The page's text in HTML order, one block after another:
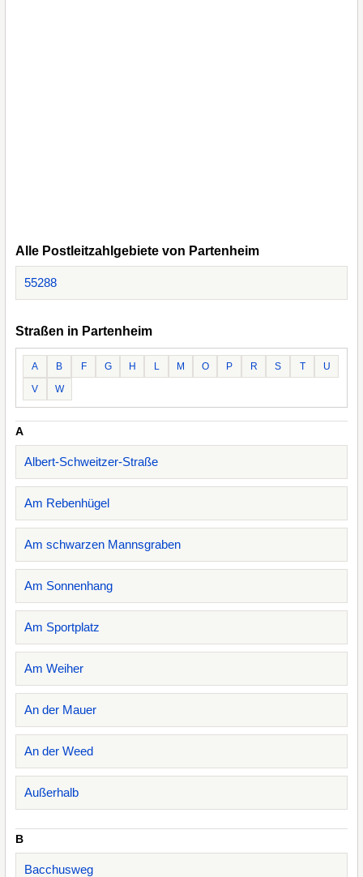
Alle Postleitzahlgebiete von Partenheim
55288
Straßen in Partenheim
A B F G H L M O P R S T
U
V
W
A
Albert-Schweitzer-Straße
Am Rebenhügel
Am schwarzen Mannsgraben
Am Sonnenhang
Am Sportplatz
Am Weiher
An der Mauer
An der Weed
Außerhalb
B
Bacchusweg